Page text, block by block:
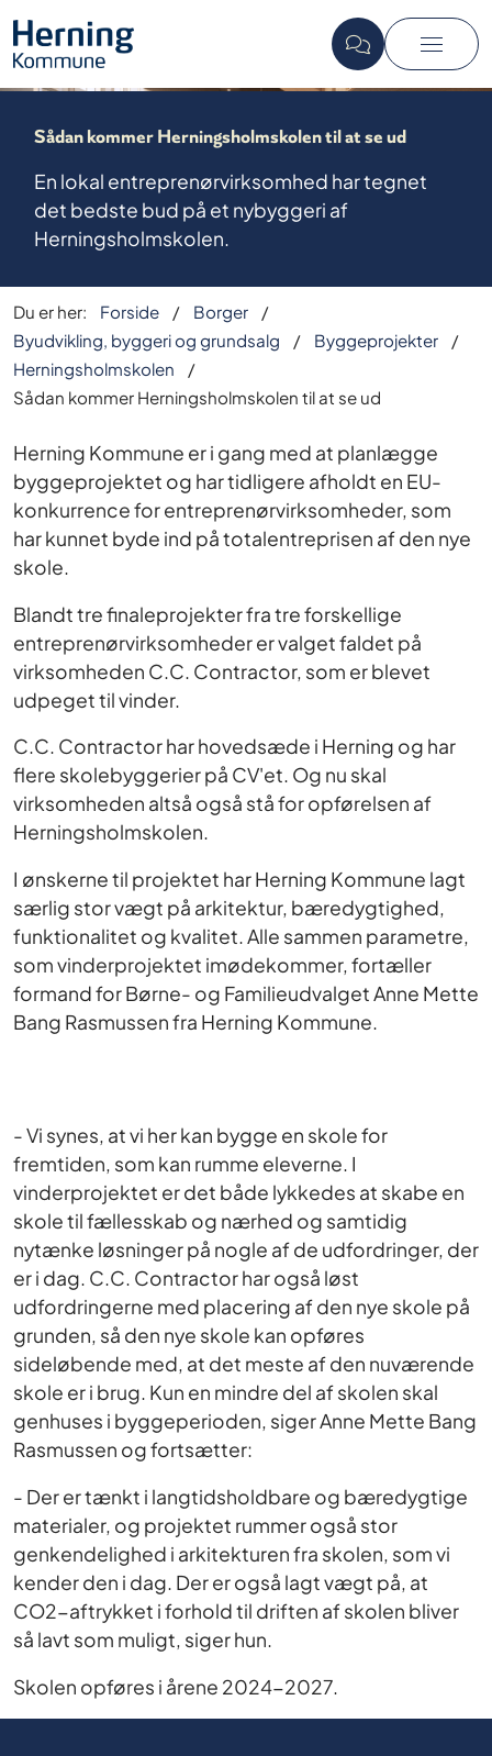
Sådan kommer Herningsholmskolen til at se ud
En lokal entreprenørvirksomhed har tegnet
det bedste bud på et nybyggeri af
Herningsholmskolen.
Du er her: Forside
Borger
Byudvikling, byggeri og grundsalg
Byggeprojekter
Herningsholmskolen
Sådan kommer Herningsholmskolen til at se ud
Herning Kommune er i gang med at planlægge
byggeprojektet og har tidligere afholdt en EU-
konkurrence for entreprenørvirksomheder, som
har kunnet byde ind på totalentreprisen af den nye
skole.
Blandt tre finaleprojekter fra tre forskellige
entreprenørvirksomheder er valget faldet på
virksomheden C.C. Contractor, som er blevet
udpeget til vinder.
C.C. Contractor har hovedsæde i Herning og har
flere skolebyggerier på CV'et. Og nu skal
virksomheden altså også stå for opførelsen af
Herningsholmskolen.
I ønskerne til projektet har Herning Kommune lagt
særlig stor vægt på arkitektur, bæredygtighed,
funktionalitet og kvalitet. Alle sammen parametre,
som vinderprojektet imødekommer, fortæller
formand for Børne- og Familieudvalget Anne Mette
Bang Rasmussen fra Herning Kommune.
- Vi synes, at vi her kan bygge en skole for
fremtiden, som kan rumme eleverne. I
vinderprojektet er det både lykkedes at skabe en
skole til fællesskab og nærhed og samtidig
nytænke løsninger på nogle af de udfordringer, der
er i dag. C.C. Contractor har også løst
udfordringerne med placering af den nye skole på
grunden, så den nye skole kan opføres
sideløbende med, at det meste af den nuværende
skole er i brug. Kun en mindre del af skolen skal
genhuses i byggeperioden, siger Anne Mette Bang
Rasmussen og fortsætter:
- Der er tænkt i langtidsholdbare og bæredygtige
materialer, og projektet rummer også stor
genkendelighed i arkitekturen fra skolen, som vi
kender den i dag. Der er også lagt vægt på, at
CO2-aftrykket i forhold til driften af skolen bliver
så lavt som muligt, siger hun.
Skolen opføres i årene 2024-2027.